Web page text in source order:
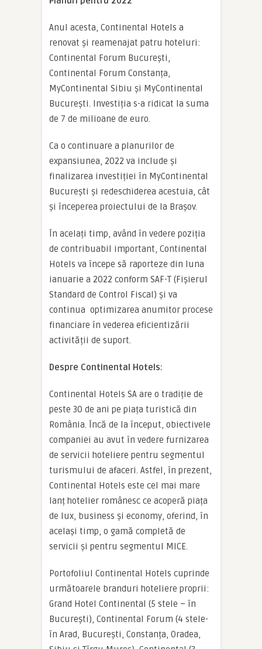
Anul acesta, Continental Hotels a
renovat și reamenajat patru hoteluri:
Continental Forum București,
Continental Forum Constanța,
MyContinental Sibiu și MyContinental
București. Investiția s-a ridicat la suma
de 7 de milioane de euro.
Ca o continuare a planurilor de
expansiunea, 2022 va include și
finalizarea investiției în MyContinental
București și redeschiderea acestuia, cât
și începerea proiectului de la Brașov.
În acelați timp, având în vedere poziția
de contribuabil important, Continental
Hotels va începe să raporteze din luna
ianuarie a 2022 conform SAF-T (Fișierul
Standard de Control Fiscal) și va
continua optimizarea anumitor procese
financiare în vederea eficientizării
activității de suport.
Despre Continental Hotels:
Continental Hotels SA are o tradiție de
peste 30 de ani pe piața turistică din
România. Încă de la început, obiectivele
companiei au avut în vedere furnizarea
de servicii hoteliere pentru segmentul
turismului de afaceri. Astfel, în prezent,
Continental Hotels este cel mai mare
lanț hotelier românesc ce acoperă piața
de lux, business și economy, oferind, în
același timp, o gamă completă de
servicii și pentru segmentul MICE.
Portofoliul Continental Hotels cuprinde
următoarele branduri hoteliere proprii:
Grand Hotel Continental (5 stele – în
București), Continental Forum (4 stele-
în Arad, București, Constanța, Oradea,